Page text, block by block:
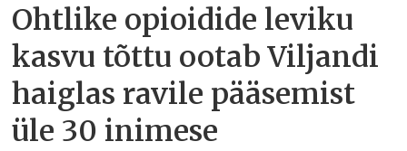
Ohtlike opioidide leviku
kasvu tõttu ootab Viljandi
haiglas ravile pääsemist
üle 30 inimese